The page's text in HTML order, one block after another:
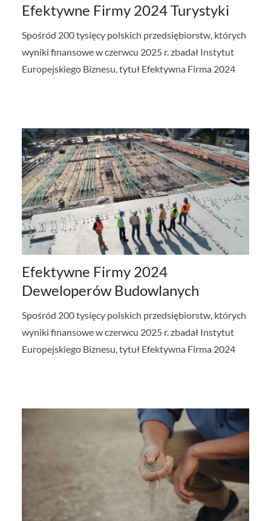
Efektywne Firmy 2024 Turystyki
Spośród 200 tysięcy polskich przedsiębiorstw, których
wyniki finansowe w czerwcu 2025 r. zbadał Instytut
Europejskiego Biznesu, tytuł Efektywna Firma 2024
Efektywne Firmy 2024
Deweloperów Budowlanych
Spośród 200 tysięcy polskich przedsiębiorstw, których
wyniki finansowe w czerwcu 2025 r. zbadał Instytut
Europejskiego Biznesu, tytuł Efektywna Firma 2024